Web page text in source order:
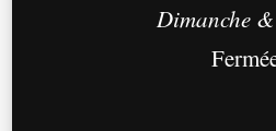
Dimanche